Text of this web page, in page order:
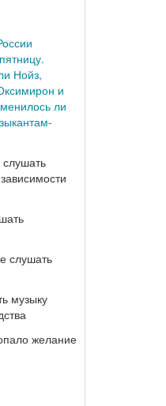
Нойз,
и
ли
слушать
музыку
желание